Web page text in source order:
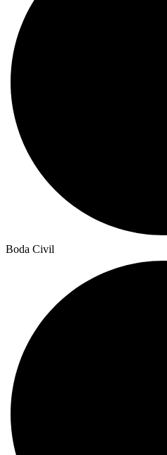
Boda Civil